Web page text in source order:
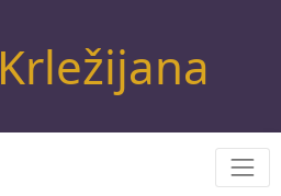
Krležijana